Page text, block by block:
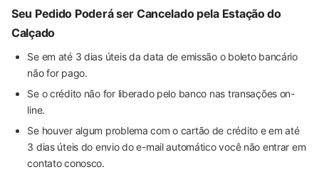
Seu Pedido Poderá ser Cancelado pela Estação do
Calçado
Se em até 3 dias úteis da data de emissão o boleto bancário
não for pago.
Se o crédito não for liberado pelo banco nas transações on-
line.
Se houver algum problema com o cartão de crédito e em até
3 dias úteis do envio do e-mail automático você não entrar em
contato conosco.